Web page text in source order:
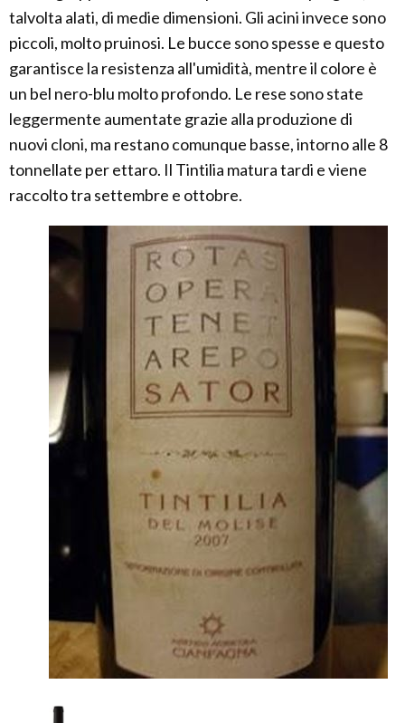
talvolta alati, di medie dimensioni. Gli acini invece sono
piccoli, molto pruinosi. Le bucce sono spesse e questo
garantisce la resistenza all'umidità, mentre il colore è
un bel nero-blu molto profondo. Le rese sono state
leggermente aumentate grazie alla produzione di
nuovi cloni, ma restano comunque basse, intorno alle 8
tonnellate per ettaro. Il Tintilia matura tardi e viene
raccolto tra settembre e ottobre.